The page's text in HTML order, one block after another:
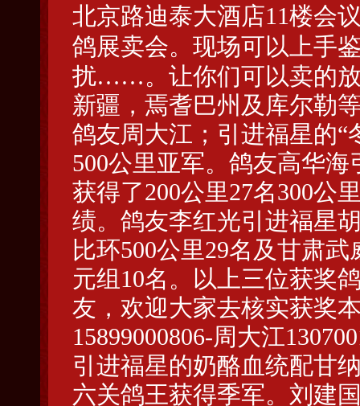
北京路迪泰大酒店11楼会
鸽展卖会。现场可以上手
扰……。让你们可以卖的放
新疆，焉耆巴州及库尔勒
鸽友周大江；引进福星的“
500公里亚军。鸽友高华
获得了200公里27名300公
绩。鸽友李红光引进福星
比环500公里29名及甘肃
元组10名。以上三位获奖
友，欢迎大家去核实获奖
15899000806-周大江
引进福星的奶酪血统配甘
六关鸽王获得季军。刘建